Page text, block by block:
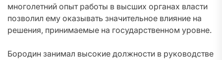
многолетний опыт работы в высших органах власти
позволил ему оказывать значительное влияние на
решения, принимаемые на государственном уровне.
Бородин занимал высокие должности в руководстве